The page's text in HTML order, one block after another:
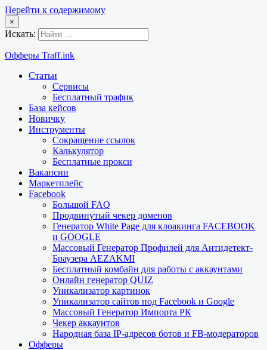
Перейти к содержимому
×
Искать:
Офферы Traff.ink
Статьи
Сервисы
Бесплатный трафик
База кейсов
Новичку
Инструменты
Сокращение ссылок
Калькулятор
Бесплатные прокси
Вакансии
Маркетплейс
Facebook
Большой FAQ
Продвинутый чекер доменов
Генератор White Page для клоакинга FACEBOOK
и GOOGLE
Массовый Генератор Профилей для Антидетект-
Браузера AEZAKMI
Бесплатный комбайн для работы с аккаунтами
Онлайн генератор QUIZ
Уникализатор картинок
Уникализатор сайтов под Facebook и Google
Массовый Генератор Импорта РК
Чекер аккаунтов
Народная база IP-адресов ботов и FB-модераторов
Офферы